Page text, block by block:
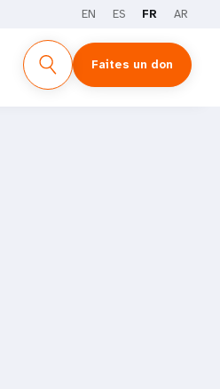
EN ES FR AR
Faites un don